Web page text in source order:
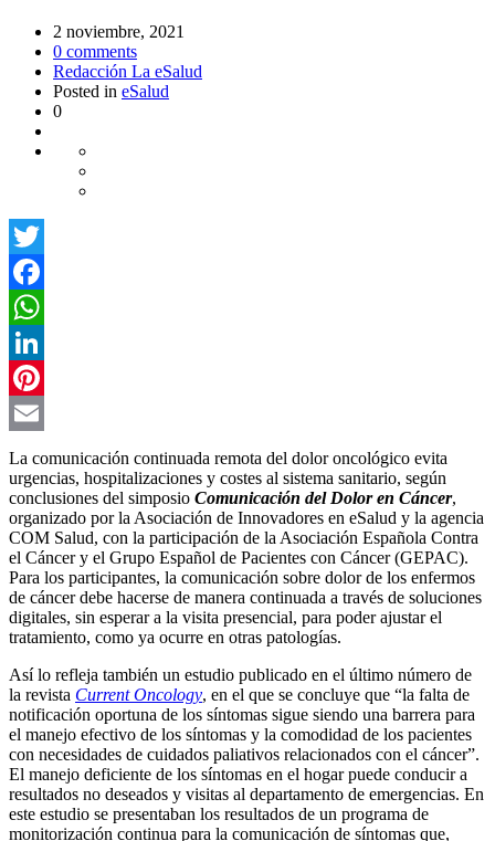
2 noviembre, 2021
0 comments
Redacción La eSalud
Posted in eSalud
0
Twitter
Facebook
WhatsApp
LinkedIn
Pinterest
Email
La comunicación continuada remota del dolor oncológico evita
urgencias, hospitalizaciones y costes al sistema sanitario, según
conclusiones del simposio Comunicación del Dolor en Cáncer,
organizado por la Asociación de Innovadores en eSalud y la agencia
COM Salud, con la participación de la Asociación Española Contra
el Cáncer y el Grupo Español de Pacientes con Cáncer (GEPAC).
Para los participantes, la comunicación sobre dolor de los enfermos
de cáncer debe hacerse de manera continuada a través de soluciones
digitales, sin esperar a la visita presencial, para poder ajustar el
tratamiento, como ya ocurre en otras patologías.
Así lo refleja también un estudio publicado en el último número de
la revista Current Oncology, en el que se concluye que “la falta de
notificación oportuna de los síntomas sigue siendo una barrera para
el manejo efectivo de los síntomas y la comodidad de los pacientes
con necesidades de cuidados paliativos relacionados con el cáncer”.
El manejo deficiente de los síntomas en el hogar puede conducir a
resultados no deseados y visitas al departamento de emergencias. En
este estudio se presentaban los resultados de un programa de
monitorización continua para la comunicación de síntomas que,